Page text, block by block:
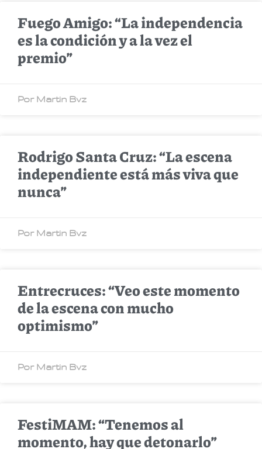
Fuego Amigo: “La independencia
es la condición y a la vez el
premio”
Por Martin Bvz
Rodrigo Santa Cruz: “La escena
independiente está más viva que
nunca”
Por Martin Bvz
Entrecruces: “Veo este momento
de la escena con mucho
optimismo”
Por Martin Bvz
FestiMAM: “Tenemos al
momento, hay que detonarlo”